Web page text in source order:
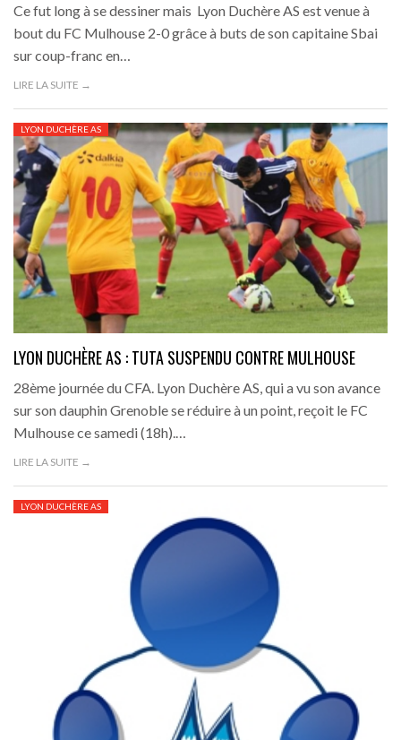
Ce fut long à se dessiner mais Lyon Duchère AS est venue à
bout du FC Mulhouse 2-0 grâce à buts de son capitaine Sbai
sur coup-franc en…
LIRE LA SUITE →
LYON DUCHÈRE AS
LYON DUCHÈRE AS : TUTA SUSPENDU CONTRE MULHOUSE
28ème journée du CFA. Lyon Duchère AS, qui a vu son avance
sur son dauphin Grenoble se réduire à un point, reçoit le FC
Mulhouse ce samedi (18h).…
LIRE LA SUITE →
LYON DUCHÈRE AS